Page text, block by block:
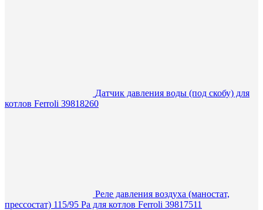
Датчик давления воды (под скобу) для
котлов Ferroli 39818260
Реле давления воздуха (маностат,
прессостат) 115/95 Pa для котлов Ferroli 39817511